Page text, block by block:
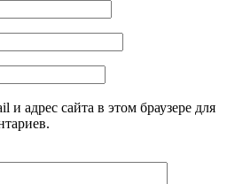
и адрес сайта в этом браузере для